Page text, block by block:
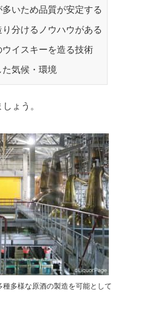
いため品質が安定する
分けるノウハウがある
イスキーを造る技術
気候・環境
ょう。
多様な原酒の製造を可能として